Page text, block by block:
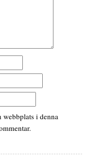
webbplats i denna